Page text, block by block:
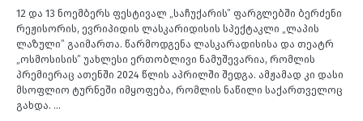
12 და 13 ნოემბერს ფესტივალ „საჩუქარის” ფარგლებში ბერძენი
რეჟისორის, ევრიპიდის ლასკარიდისის სპექტაკლი „ლაპის
ლაზული” გაიმართა. წარმოდგენა ლასკარადისისა და თეატრ
„ოსმოსისის” უახლესი ერთობლივი ნამუშევარია, რომლის
პრემიერაც ათენში 2024 წლის აპრილში შედგა. ამჟამად კი დასი
მსოფლიო ტურნეში იმყოფება, რომლის ნაწილი საქართველოც
გახდა. …